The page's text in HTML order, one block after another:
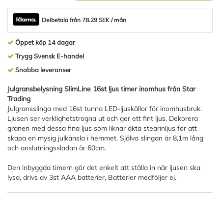
Delbetala från 78.29 SEK / mån
Öppet köp 14 dagar
Trygg Svensk E-handel
Snabba leveranser
Julgransbelysning SlimLine 16st ljus timer inomhus från Star
Trading
Julgransslinga med 16st tunna LED-ljuskällor för inomhusbruk.
Ljusen ser verklighetstrogna ut och ger ett fint ljus. Dekorera
granen med dessa fina ljus som liknar äkta stearinljus för att
skapa en mysig julkänsla i hemmet. Själva slingan är 8,1m lång
och anslutningssladan är 60cm.
Den inbyggda timern gör det enkelt att ställa in när ljusen ska
lysa, drivs av 3st AAA batterier, Batterier medföljer ej.